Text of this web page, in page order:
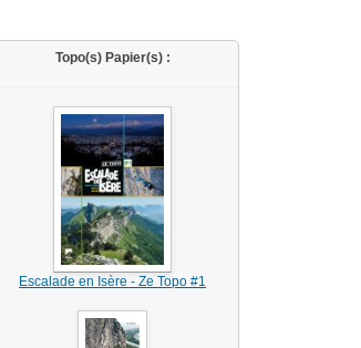
Topo(s) Papier(s) :
Escalade en Isère - Ze Topo #1